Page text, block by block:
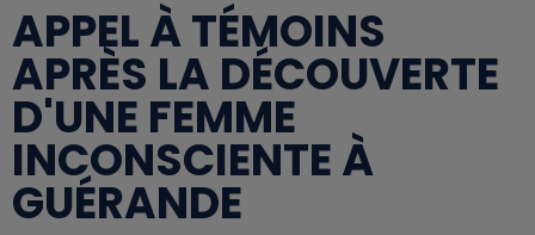
APPEL À TÉMOINS
APRÈS LA DÉCOUVERTE
D'UNE FEMME
INCONSCIENTE À
GUÉRANDE